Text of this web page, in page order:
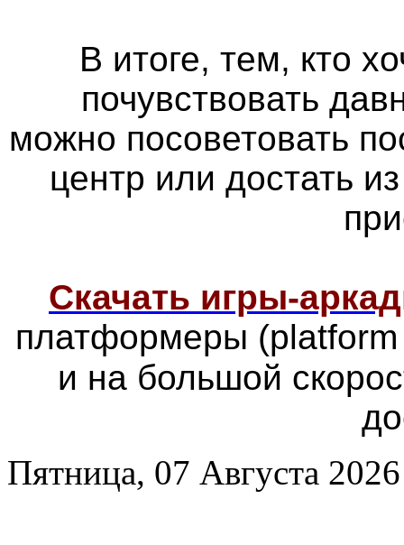
В итоге, тем, кто
почувствовать
можно посоветовать
центр или достать
Скачать игры-
платформеры
и на большой
Пятница, 07 Августа 2026